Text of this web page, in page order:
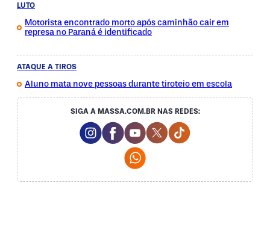
LUTO
Motorista encontrado morto após caminhão cair em
represa no Paraná é identificado
ATAQUE A TIROS
Aluno mata nove pessoas durante tiroteio em escola
SIGA A MASSA.COM.BR NAS REDES:
Instagram Social Media
Facebook Social Media
Youtube Social Media
Twitter Social Media
Tiktok Social
Whatsapp Social Media